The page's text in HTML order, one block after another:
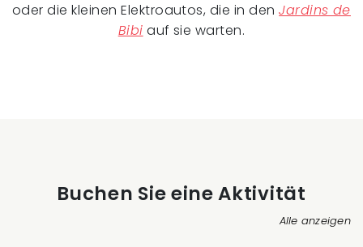
oder die kleinen Elektroautos, die in denJardins de
Bibi auf sie warten.
Buchen Sie eine Aktivität
Alle anzeigen